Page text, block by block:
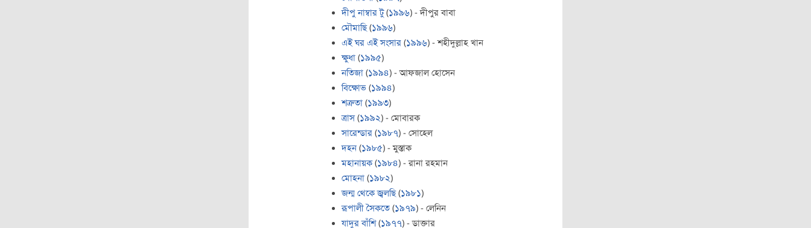
দীপু নাম্বার টু(১৯৯৬) - দীপুর বাবা
মৌমাছি(১৯৯৬)
এই ঘর এই সংসার (১৯৯৬) - শহীদুল্লাহ খান
ক্ষুধা (১৯৯৫)
নতিজা (১৯৯৪) - আফজাল হোসেন
বিক্ষোভ (১৯৯৪)
শত্রুতা (১৯৯৩)
ত্রাস(১৯৯২) - মোবারক
সারেন্ডার (১৯৮৭) - সোহেল
দহন (১৯৮৫) - মুস্তাক
মহানায়ক(১৯৮৪) - রানা রহমান
মোহনা (১৯৮২)
জন্ম থেকে জ্বলছি(১৯৮১)
রূপালী সৈকতে (১৯৭৯) - লেনিন
যাদুর বাঁশি(১৯৭৭) - ডাক্তার